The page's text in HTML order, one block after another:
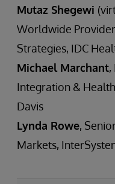
Mutaz Shegewi
Worldwide
Strategies, IDC
Michael Marchant,
Integration &
Davis
Lynda Rowe,
Markets,